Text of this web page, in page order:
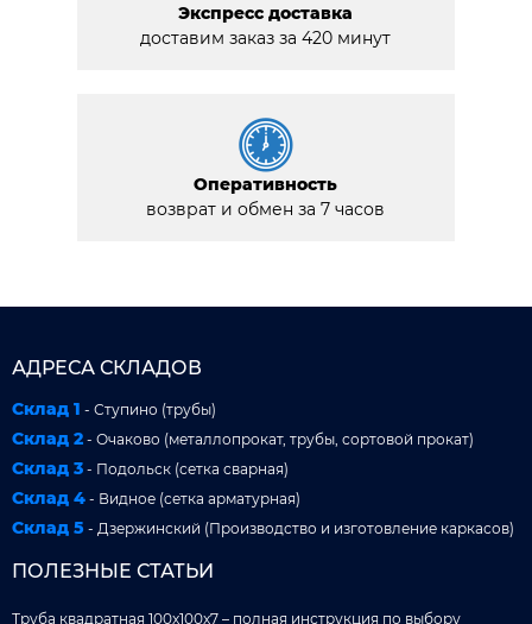
Экспресс доставка
доставим заказ за 420 минут
Оперативность
возврат и обмен за 7 часов
АДРЕСА СКЛАДОВ
Склад 1 - Ступино (трубы)
Склад 2 - Очаково (металлопрокат, трубы, сортовой прокат)
Склад 3 - Подольск (сетка сварная)
Склад 4 - Видное (сетка арматурная)
Склад 5 - Дзержинский (Производство и изготовление каркасов)
ПОЛЕЗНЫЕ СТАТЬИ
Труба квадратная 100x100x7 – полная инструкция по выбору